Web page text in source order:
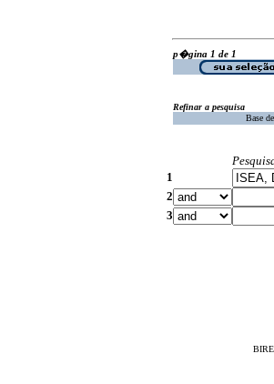
p�gina 1 de 1
Refinar a pesquisa
Base
1
2
3